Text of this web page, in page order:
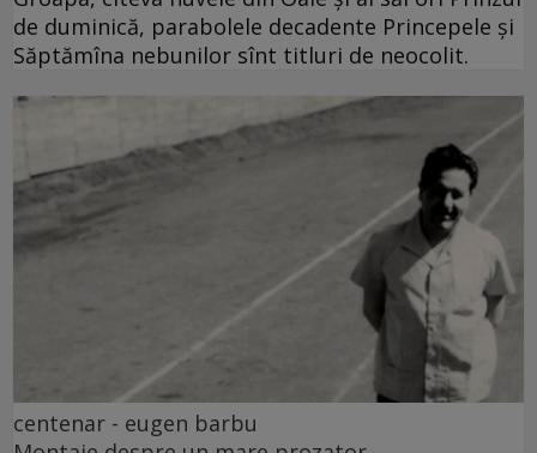
de duminică, parabolele decadente Princepele și
Săptămîna nebunilor sînt titluri de neocolit.
centenar - eugen barbu